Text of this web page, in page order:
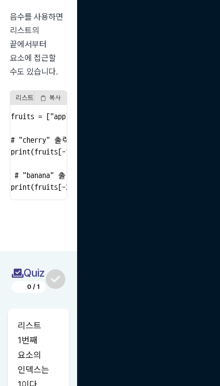
음수를 사용하면
리스트의
끝에서부터
요소에 접근할
수도 있습니다.
리스트 끝에서 접근 예시
복사
fruits = ["apple", "banana", "cherry"]
# "cherry" 출력
print(fruits[-1])
# "banana" 출력
print(fruits[-2])
Quiz
0 / 1
리스트
1번째
요소의
인덱스는